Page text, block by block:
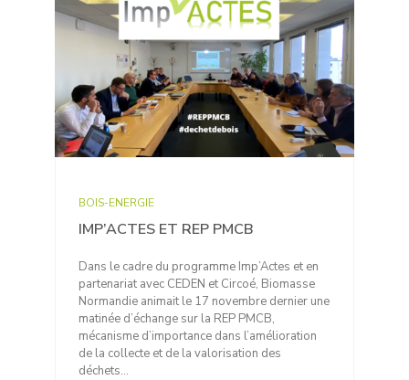
BOIS-ENERGIE
IMP’ACTES ET REP PMCB
Dans le cadre du programme Imp’Actes et en
partenariat avec CEDEN et Circoé, Biomasse
Normandie animait le 17 novembre dernier une
matinée d’échange sur la REP PMCB,
mécanisme d’importance dans l’amélioration
de la collecte et de la valorisation des
déchets…